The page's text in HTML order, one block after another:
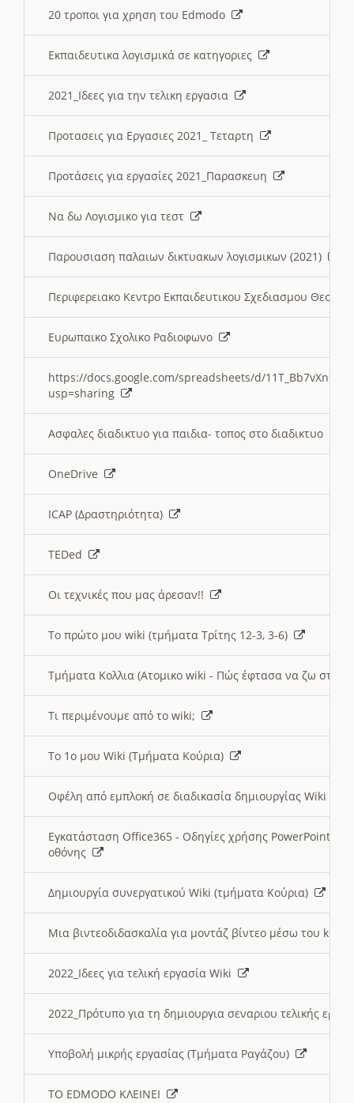
20 τροποι για χρηση του Edmodo
Εκπαιδευτικα λογισμικά σε κατηγοριες
2021_Ιδεες για την τελικη εργασια
Προτασεις για Εργασιες 2021_ Τεταρτη
Προτάσεις για εργασίες 2021_Παρασκευη
Να δω Λογισμικο για τεστ
Παρουσιαση παλαιων δικτυακων λογισμικων (2021)
Περιφερειακο Κεντρο Εκπαιδευτικου Σχεδιασμου
Ευρωπαικο Σχολικο Ραδιοφωνο
https://docs.google.com/spreadsheets/d/
usp=sharing
Ασφαλες διαδικτυο για παιδια- τοπος στο διαδικτυο
OneDrive
ICAP (Δραστηριότητα)
TEDed
Οι τεχνικές που μας άρεσαν!!
Το πρώτο μου wiki (τμήματα Τρίτης 12-3, 3-6)
Τμήματα Κολλια (Ατομικο wiki - Πώς έφτασα να ζω στην
Τι περιμένουμε από το wiki;
Το 1ο μου Wiki (Τμήματα Κούρια)
Οφέλη από εμπλοκή σε διαδικασία δημιουργίας Wiki
Εγκατάσταση Office365 - Οδηγίες χρήσης PowerPoint
οθόνης
Δημιουργία συνεργατικού Wiki (τμήματα Κούρια)
Μια βιντεοδιδασκαλία για μοντάζ βίντεο μέσω του
2022_Ιδεες για τελική εργασία Wiki
2022_Πρότυπο για τη δημιουργια σεναριου τελικής
Υποβολή μικρής εργασίας (Τμήματα Ραγάζου)
ΤΟ EDMODO ΚΛΕΙΝΕΙ